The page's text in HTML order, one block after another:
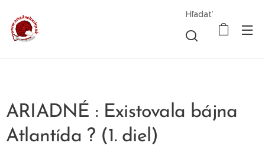
Hľadať
ARIADNÉ : Existovala bájna
Atlantída ? (1. diel)